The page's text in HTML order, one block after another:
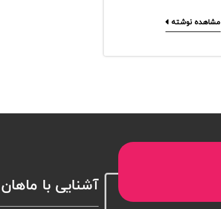
مشاهده نوشته
آشنایی با ماهان